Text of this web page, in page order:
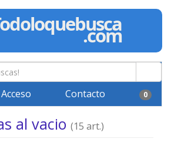
Acceso Contacto 0
al vacio (15 art.)